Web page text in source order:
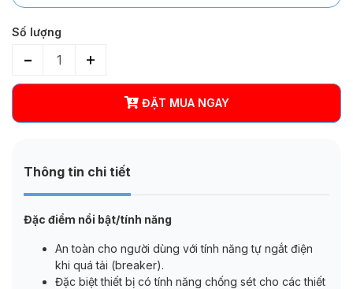
Số lượng
- +
ĐẶT MUA NGAY
Thông tin chi tiết
Đặc điểm nổi bật/tính năng
An toàn cho người dùng với tính năng tự ngắt điện
khi quá tải (breaker).
Đặc biệt thiết bị có tính năng chống sét cho các thiết